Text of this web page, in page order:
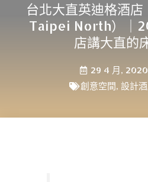
台北大直英迪格酒
Taipei North）｜
店講大直的
29 4 月, 2020
創意空間, 設計